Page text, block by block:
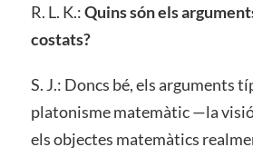
R. L. K.:Quins són els
costats?
S. J.: Doncs bé, els arguments
platonisme matemàtic —la visió
els objectes matemàtics